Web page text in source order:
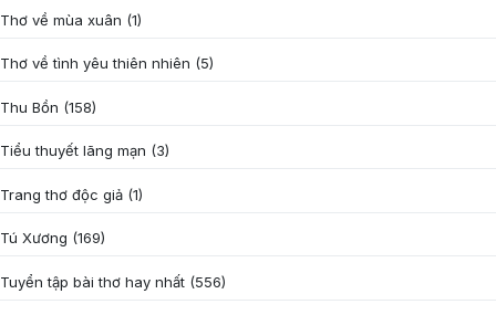
Thơ về mùa xuân (1)
Thơ về tình yêu thiên nhiên (5)
Thu Bồn (158)
Tiểu thuyết lãng mạn (3)
Trang thơ độc giả (1)
Tú Xương (169)
Tuyển tập bài thơ hay nhất (556)